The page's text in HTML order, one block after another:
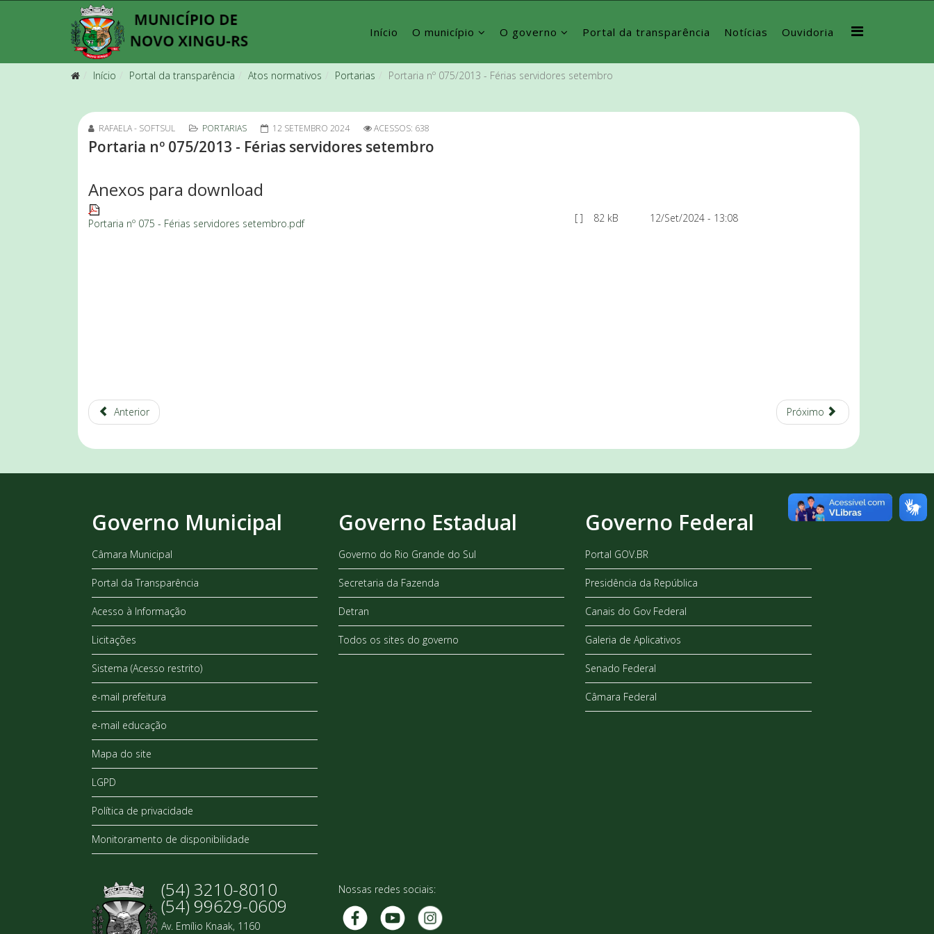
Início O município O governo Portal da transparência Notícias Ouvidoria
Início Portal da transparência Atos normativos Portarias Portaria nº 075/2013 - Férias servidores setembro
RAFAELA - SOFTSUL PORTARIAS 12 SETEMBRO 2024 ACESSOS: 638
Portaria nº 075/2013 - Férias servidores setembro
Anexos para download
Portaria nº 075 - Férias servidores setembro.pdf [ ] 82 kB 12/Set/2024 - 13:08
Anterior Próximo
Governo Municipal
Câmara Municipal
Portal da Transparência
Acesso à Informação
Licitações
Sistema (Acesso restrito)
e-mail prefeitura
e-mail educação
Mapa do site
LGPD
Política de privacidade
Monitoramento de disponibilidade
Governo Estadual
Governo do Rio Grande do Sul
Secretaria da Fazenda
Detran
Todos os sites do governo
Governo Federal
Portal GOV.BR
Presidência da República
Canais do Gov Federal
Galeria de Aplicativos
Senado Federal
Câmara Federal
(54) 3210-8010
(54) 99629-0609
Av. Emílio Knaak, 1160
Nossas redes sociais: